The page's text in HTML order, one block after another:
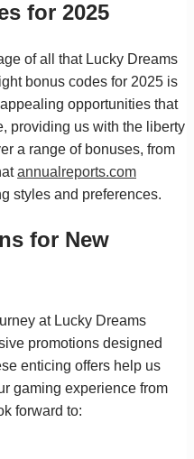
for 2025
of all that Lucky Dreams
bonus codes for 2025 is
opportunities that
providing us with the liberty
a range of bonuses, from
annualreports.com
styles and preferences.
for New
at Lucky Dreams
promotions designed
enticing offers help us
gaming experience from
forward to: